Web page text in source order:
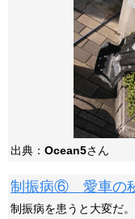
出典： Ocean5さん
制振病⑥ 愛車の
制振病を患うと大変だ